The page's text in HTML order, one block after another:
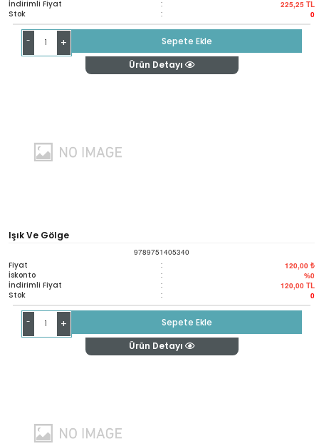
İndirimli Fiyat : 225,25 TL
Stok : 0
- +
Sepete Ekle
Ürün Detayı
Işık Ve Gölge
9789751405340
Fiyat : 120,00 ₺
İskonto : %0
İndirimli Fiyat : 120,00 TL
Stok : 0
- +
Sepete Ekle
Ürün Detayı